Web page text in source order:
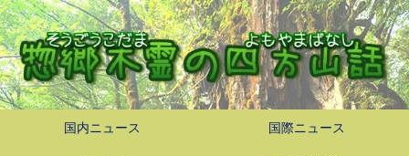
国内ニュース 国際ニュース